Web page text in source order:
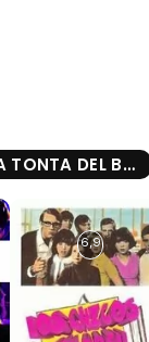
DEL BOTE
6,9